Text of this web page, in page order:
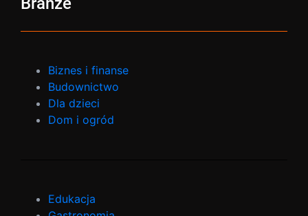
Biznes i finanse
Budownictwo
Dla dzieci
Dom i ogród
Edukacja